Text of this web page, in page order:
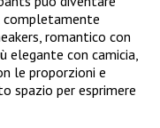
romantico con
elegante con camicia,
le proporzioni e
spazio per esprimere